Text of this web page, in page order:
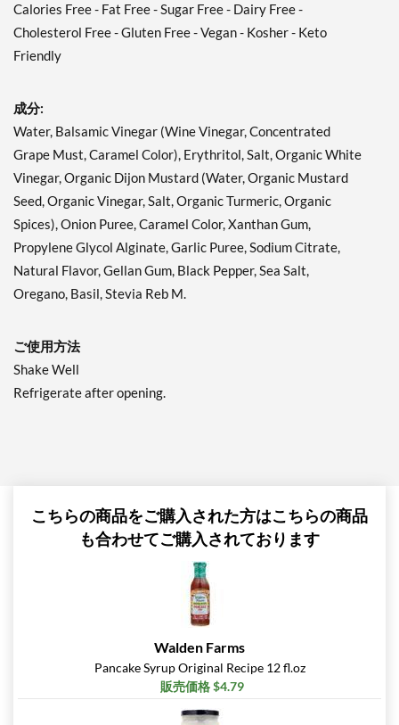
カートに入れる »
ディスカウント％ 38%
カートに入れる »
Russian 12 fl.oz
販売価格: $4.39
ディスカウント％ 38%
カートに入れる »
Sesame Ginger 12 fl.oz
Sun Dried Tomato
Sweet Onion 12 fl.oz
販売価格: $4.39
ディスカウント％ 38%
Thousand Island 12 fl.oz
販売価格: $4.39
ディスカウント％ 38%
Calories Free - Fat Free - Sugar Free - Dairy Free -
Cholesterol Free - Gluten Free - Vegan - Kosher - Keto
Friendly
成分:
Water, Balsamic Vinegar (Wine Vinegar, Concentrated
Grape Must, Caramel Color), Erythritol, Salt, Organic White
Vinegar, Organic Dijon Mustard (Water, Organic Mustard
Seed, Organic Vinegar, Salt, Organic Turmeric, Organic
Spices), Onion Puree, Caramel Color, Xanthan Gum,
Propylene Glycol Alginate, Garlic Puree, Sodium Citrate,
Natural Flavor, Gellan Gum, Black Pepper, Sea Salt,
Oregano, Basil, Stevia Reb M.
ご使用方法
Shake Well
Refrigerate after opening.
こちらの商品をご購入された方はこちらの商品
も合わせてご購入されております
Walden Farms
Pancake Syrup Original Recipe 12 fl.oz
販売価格 $4.79